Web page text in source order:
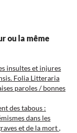
ou la même
insultes et injures
Folia Litteraria
paroles / bonnes
des tabous :
dans les
et de la mort,